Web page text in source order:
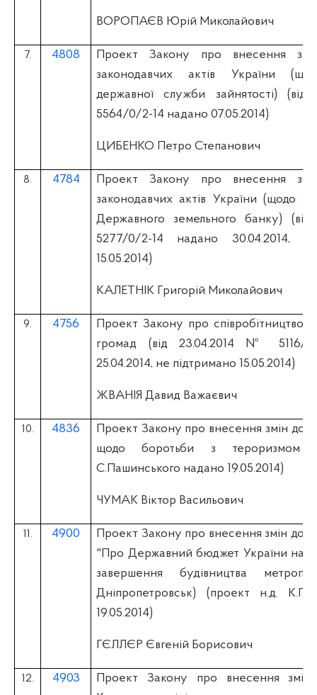
ВОРОПАЄВ Юрій Миколайович
7. 4808
Проект Закону про внесення
законодавчих актів України
державної служби зайнятості)
5564/0/2-14 надано 07.05.2014)
ЦИБЕНКО Петро Степанович
8. 4784
Проект Закону про внесення
законодавчих актів України (щодо
Державного земельного банку)
5277/0/2-14 надано 30.04.2014,
15.05.2014)
КАЛЕТНІК Григорій Миколайович
9. 4756
Проект Закону про співробітництво
громад (вiд 23.04.2014 № 5116/
25.04.2014, не підтримано 15.05.2014)
ЖВАНІЯ Давид Важаєвич
10. 4836
Проект Закону про внесення змін до
щодо боротьби з тероризмом
С.Пашинського надано 19.05.2014)
ЧУМАК Віктор Васильович
11. 4900
Проект Закону про внесення змін до
"Про Державний бюджет України на
завершення будівництва
Дніпропетровськ) (проект н.д.
19.05.2014)
ГЄЛЛЄР Євгеній Борисович
12. 4903
Проект Закону про внесення змін